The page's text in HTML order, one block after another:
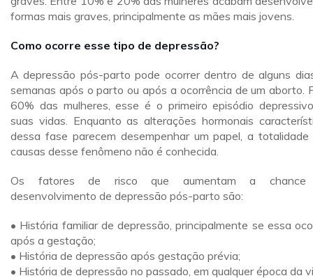
formas mais graves, principalmente as mães mais jovens.
Como ocorre esse tipo de depressão?
A depressão pós-parto pode ocorrer dentro de alguns
semanas após o parto ou após a ocorrência de um aborto.
60% das mulheres, esse é o primeiro episódio
suas vidas. Enquanto as alterações hormonais
dessa fase parecem desempenhar um papel, a totalidade
causas desse fenômeno não é conhecida.
Os fatores de risco que aumentam a
desenvolvimento de depressão pós-parto são:
• História familiar de depressão, principalmente se essa
após a gestação;
• História de depressão após gestação prévia;
• História de depressão no passado, em qualquer época da